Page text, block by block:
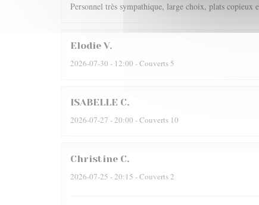
Personnel très sympathique, large choix, plats copieux
Elodie V
2026-07-30 - 12:00 - Couverts 5
ISABELLE C
2026-07-27 - 20:00 - Couverts 10
Christine C
2026-07-25 - 20:15 - Couverts 2